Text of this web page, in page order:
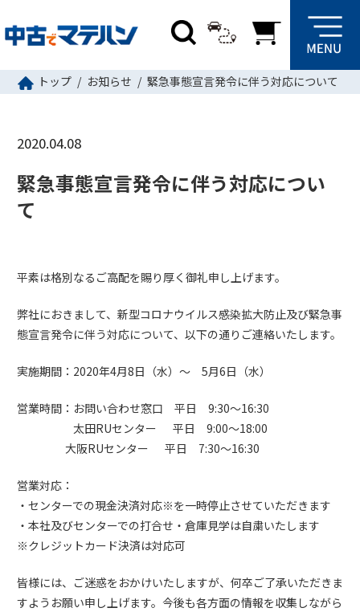
トップ お知らせ 緊急事態宣言発令に伴う対応について
2020.04.08
緊急事態宣言発令に伴う対応につい
て
平素は格別なるご高配を賜り厚く御礼申し上げます。
弊社におきまして、新型コロナウイルス感染拡大防止及び緊急事
態宣言発令に伴う対応について、以下の通りご連絡いたします。
実施期間：2020年4月8日（水）～ 5月6日（水）
営業時間：お問い合わせ窓口 平日 9:30～16:30
太田RUセンター 平日 9:00～18:00
大阪RUセンター 平日 7:30～16:30
営業対応：
・センターでの現金決済対応※を一時停止させていただきます
・本社及びセンターでの打合せ・倉庫見学は自粛いたします
※クレジットカード決済は対応可
皆様には、ご迷惑をおかけいたしますが、何卒ご了承いただきま
すようお願い申し上げます。今後も各方面の情報を収集しながら